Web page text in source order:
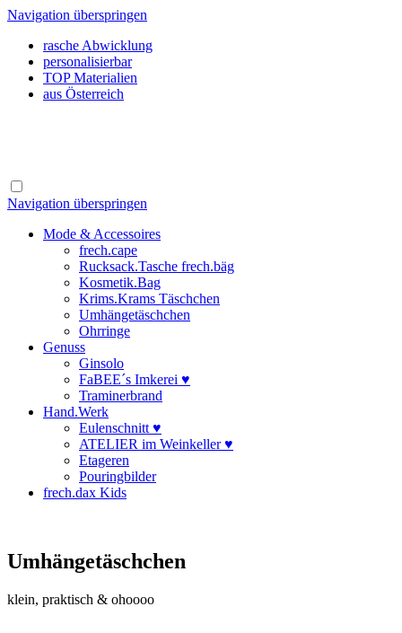
Navigation überspringen
rasche Abwicklung
personalisierbar
TOP Materialien
aus Österreich
Navigation überspringen
Mode & Accessoires
frech.cape
Rucksack.Tasche frech.bäg
Kosmetik.Bag
Krims.Krams Täschchen
Umhängetäschchen
Ohrringe
Genuss
Ginsolo
FaBEE´s Imkerei ♥
Traminerbrand
Hand.Werk
Eulenschnitt ♥
ATELIER im Weinkeller ♥
Etageren
Pouringbilder
frech.dax Kids
Umhängetäschchen
klein, praktisch & ohoooo